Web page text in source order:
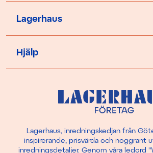
Lagerhaus
Hjälp
Lagerhaus, inredningskedjan från
inspirerande, prisvärda och noggrant
inredningsdetaljer. Genom våra ledord